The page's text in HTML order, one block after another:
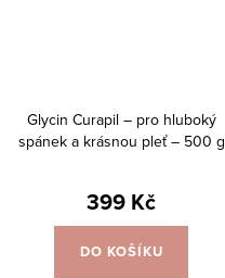
Glycin Curapil – pro hluboký
spánek a krásnou pleť – 500 g
399 Kč
DO KOŠÍKU